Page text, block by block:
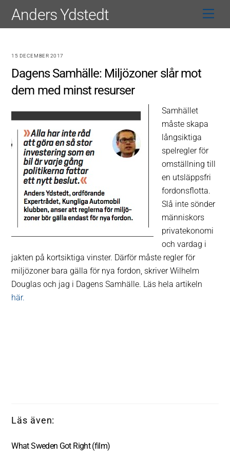
Anders Ydstedt
15 DECEMBER 2017
Dagens Samhälle: Miljözoner slår mot
dem med minst resurser
Samhället
måste skapa
långsiktiga
spelregler för
omställning till
en utsläppsfri
fordonsflotta.
Slå inte sönder
människors
privatekonomi
och vardag i
jakten på kortsiktiga vinster. Därför måste regler för
miljözoner bara gälla för nya fordon, skriver Wilhelm
Douglas och jag i Dagens Samhälle. Läs hela artikeln
här.
What Sweden Got Right (film)